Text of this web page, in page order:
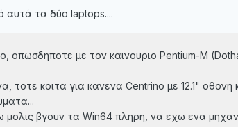
αυτά τα δύο laptops....
οπωσδηποτε με τον καινουριο Pentium-M
τοτε κοιτα για κανενα Centrino με 12.1"
μολις βγουν τα Win64 πληρη, να εχω ενα